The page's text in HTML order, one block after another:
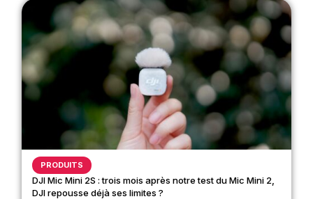
PRODUITS
DJI Mic Mini 2S : trois mois après notre test du Mic Mini 2,
DJI repousse déjà ses limites ?